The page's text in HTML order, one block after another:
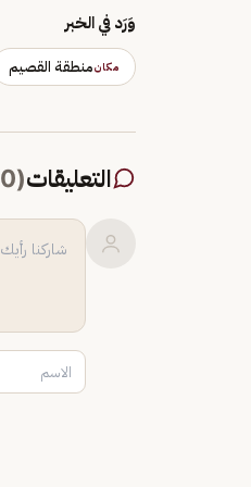
وَرَد في الخبر
مكانمنطقة القصيم
التعليقات(
0